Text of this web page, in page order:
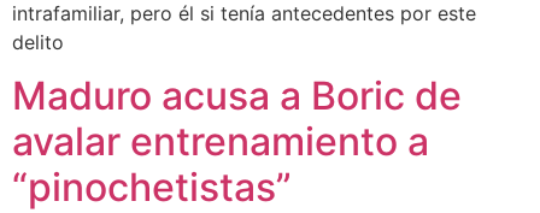
intrafamiliar, pero él si tenía antecedentes por este
delito
Maduro acusa a Boric de
avalar entrenamiento a
“pinochetistas”